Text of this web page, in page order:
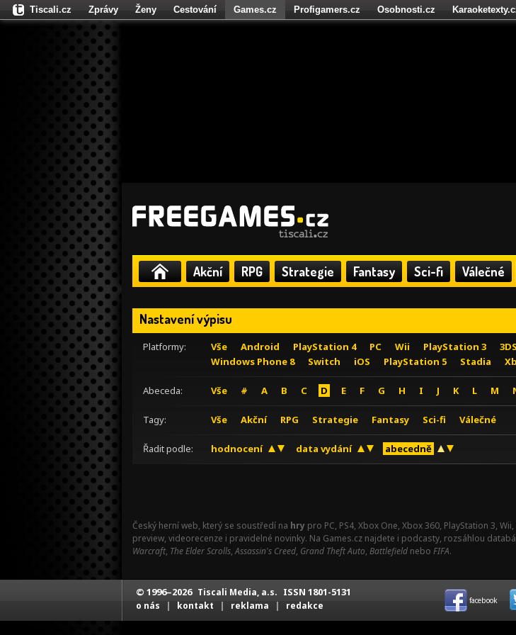
Akční RPG Strategie Fantasy Sci-fi Válečné
Nastavení výpisu
Platformy: Vše Android PlayStation 4 PC Wii PlayStation 3 3DS
Windows Phone 8
Switch iOS PlayStation 5 Stadia
Abeceda: Vše # A B C D E F G H I J K L M
Tagy: Vše Akční RPG Strategie Fantasy Sci-fi Válečné
Řadit podle: hodnocení data vydání abecedně
Český herní web, který se soustředí na hry pro PC, PS4, Xbox One, Xbox 360, PlayStation 3,
preview, videorecenze i pravidelné novinky. Na Games.cz najdete i podcasty, rozsáhlou
Warcraft, The Elder Scrolls,Assassin's Creed, Grand Theft Auto, Battlefield nebo FIFA.
Tiscali.cz Zprávy Ženy Cestování Games.cz Profigamers.cz Osobnosti.cz
Fights.cz
© 1996–2026 Tiscali Media, a.s. ISSN 1801-5131
o nás | kontakt | reklama | redakce facebook